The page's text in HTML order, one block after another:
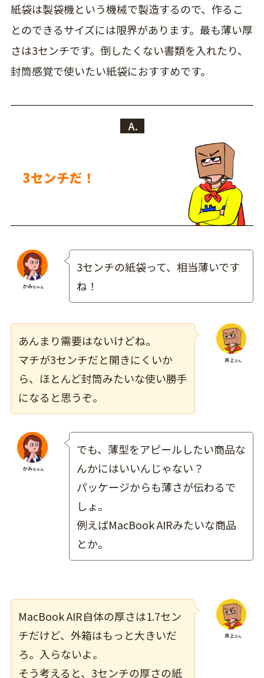
紙袋は製袋機という機械で製造するので、作るこ
とのできるサイズには限界があります。最も薄い厚
さは3センチです。倒したくない書類を入れたり、
封筒感覚で使いたい紙袋におすすめです。
A.
3センチだ！
3センチの紙袋って、相当薄いです
ね！
あんまり需要はないけどね。
マチが3センチだと開きにくいか
ら、ほとんど封筒みたいな使い勝手
になると思うぞ。
でも、薄型をアピールしたい商品な
んかにはいいんじゃない？
パッケージからも薄さが伝わるで
しょ。
例えばMacBook AIRみたいな商品
とか。
MacBook AIR自体の厚さは1.7セン
チだけど、外箱はもっと大きいだ
ろ。入らないよ。
そう考えると、3センチの厚さの紙